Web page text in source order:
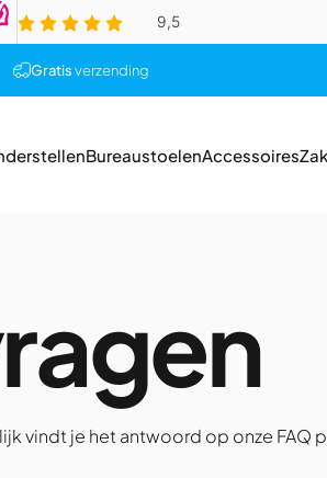
Gratisverzending
BureaustoelenAccessoires
vindt je het antwoord op onze FAQ